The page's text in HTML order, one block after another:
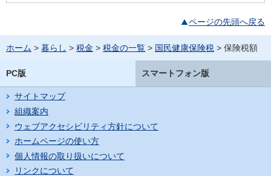
ページの先頭へ戻る
ホーム > 暮らし > 税金 > 税金の一覧 > 国民健康保険税 > 保険税額
PC版 スマートフォン版
サイトマップ
組織案内
ウェブアクセシビリティ方針について
ホームページの使い方
個人情報の取り扱いについて
リンクについて